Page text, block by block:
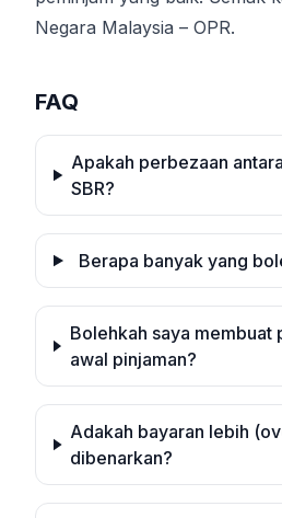
Negara Malaysia – OPR.
FAQ
Apakah perbezaan
SBR?
Berapa banyak yang
Bolehkah saya membuat
awal pinjaman?
Adakah bayaran lebih
dibenarkan?